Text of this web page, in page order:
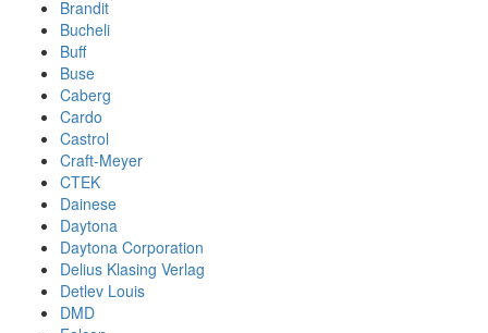
Brandit
Bucheli
Buff
Buse
Caberg
Cardo
Castrol
Craft-Meyer
CTEK
Dainese
Daytona
Daytona Corporation
Delius Klasing Verlag
Detlev Louis
DMD